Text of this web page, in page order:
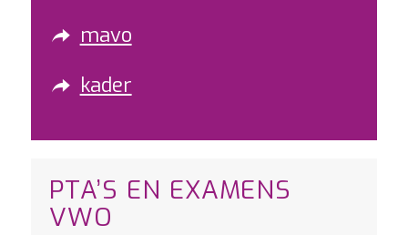
mavo
kader
PTA’S EN EXAMENS
VWO